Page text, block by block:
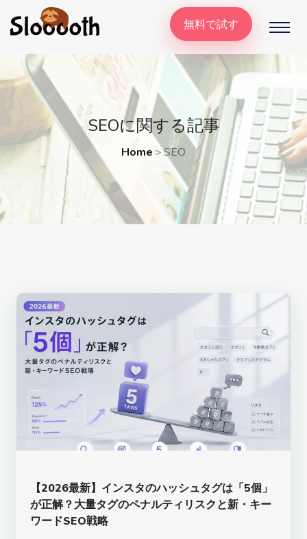
無料で試す
SEOに関する記事
Home ＞SEO
【2026最新】インスタのハッシュタグは「5個」
が正解？大量タグのペナルティリスクと新・キー
ワードSEO戦略